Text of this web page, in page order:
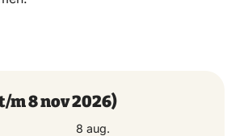
m 8 nov 2026)
8 aug.